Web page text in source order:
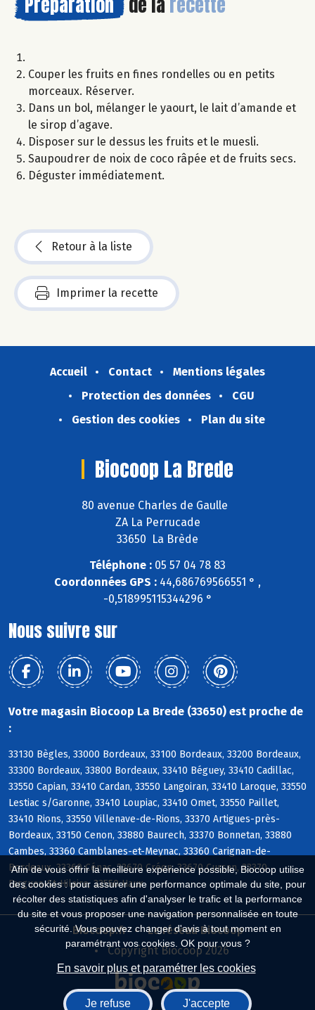
Afin de vous offrir la meilleure expérience possible, Biocoop utilise
des cookies : pour assurer une performance optimale du site, pour
récolter des statistiques afin d'analyser le trafic et la performance
du site et vous proposer une navigation personnalisée en toute
sécurité. Vous pouvez changer d'avis à tout moment en
paramétrant vos cookies. OK pour vous ?
En savoir plus et paramétrer les cookies
Je refuse J'accepte
Couper les fruits en fines rondelles ou en petits
morceaux. Réserver.
Dans un bol, mélanger le yaourt, le lait d’amande et
le sirop d’agave.
Disposer sur le dessus les fruits et le muesli.
Saupoudrer de noix de coco râpée et de fruits secs.
Déguster immédiatement.
Retour à la liste
Imprimer la recette
Accueil Contact
Mentions légales
Protection des données
CGU
Gestion des cookies
Plan du site
Biocoop La Brede
80 avenue Charles de Gaulle
ZA La Perrucade
33650 La Brède
Téléphone : 05 57 04 78 83
Coordonnées GPS : 44,686769566551 ° ,
-0,518995115344296 °
Nous suivre sur
Votre magasin Biocoop La Brede (33650) est proche de
:
33130 Bègles, 33000 Bordeaux, 33100 Bordeaux, 33200 Bordeaux,
33300 Bordeaux, 33800 Bordeaux, 33410 Béguey, 33410 Cadillac,
33550 Capian, 33410 Cardan, 33550 Langoiran, 33410 Laroque, 33550
Lestiac s/Garonne, 33410 Loupiac, 33410 Omet, 33550 Paillet,
33410 Rions, 33550 Villenave-de-Rions, 33370 Artigues-près-
Bordeaux, 33150 Cenon, 33880 Baurech, 33370 Bonnetan, 33880
Cambes, 33360 Camblanes-et-Meynac, 33360 Carignan-de-
Bordeaux, 33360 Cénac, 33670 Créon, 33670 Cursan, 33370
Fargues-St-Hilaire, 33550 Haux
Biocoop.fr
Le réseau Biocoop
Copyright Biocoop 2026